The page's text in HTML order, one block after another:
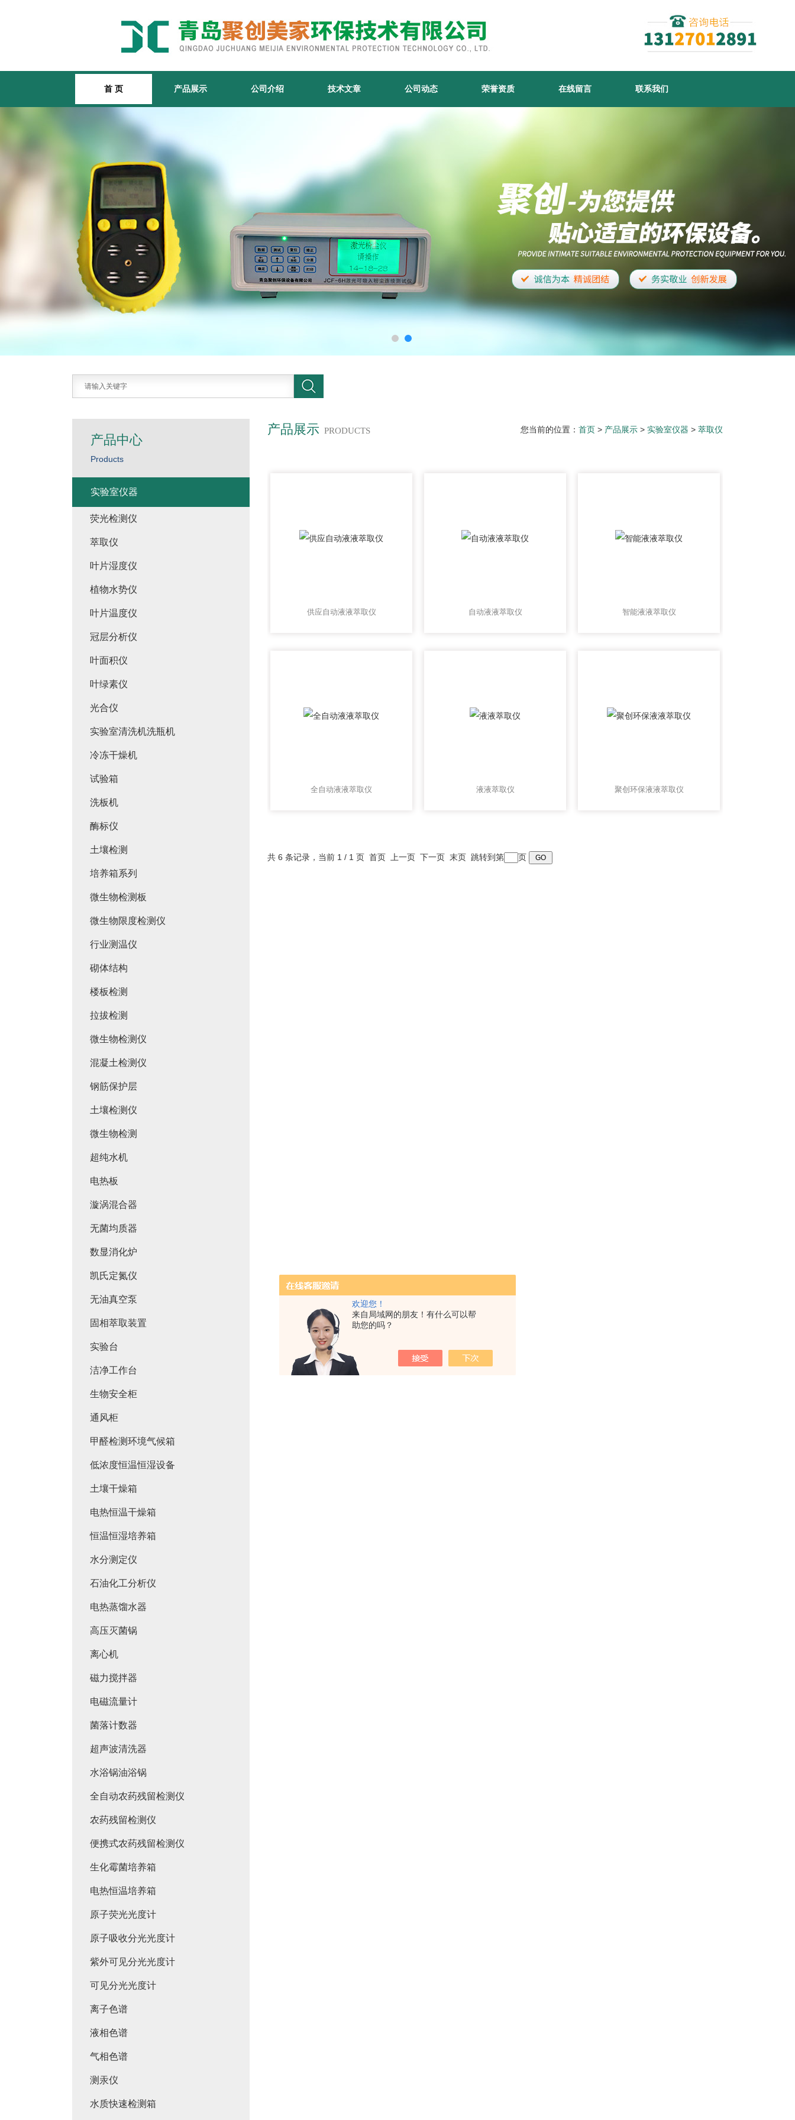
欢迎您！
来自局域网的朋友！有什么可以帮
助您的吗？
首 页 产品展示 公司介绍 技术文章 公司动态 荣誉资质 在线留言 联系我们
产品展示 PRODUCTS 您当前的位置： 首页 > 产品展示 > 实验室仪器 > 萃取仪
供应自动液液萃取仪 自动液液萃取仪 智能液液萃取仪
全自动液液萃取仪 液液萃取仪 聚创环保液液萃取仪
共 6 条记录，当前 1 / 1 页 首页 上一页 下一页 末页 跳转到第 页
产品中心
Products
实验室仪器
荧光检测仪
萃取仪
叶片湿度仪
植物水势仪
叶片温度仪
冠层分析仪
叶面积仪
叶绿素仪
光合仪
实验室清洗机洗瓶机
冷冻干燥机
试验箱
洗板机
酶标仪
土壤检测
培养箱系列
微生物检测板
微生物限度检测仪
行业测温仪
砌体结构
楼板检测
拉拔检测
微生物检测仪
混凝土检测仪
钢筋保护层
土壤检测仪
微生物检测
超纯水机
电热板
漩涡混合器
无菌均质器
数显消化炉
凯氏定氮仪
无油真空泵
固相萃取装置
实验台
洁净工作台
生物安全柜
通风柜
甲醛检测环境气候箱
低浓度恒温恒湿设备
土壤干燥箱
电热恒温干燥箱
恒温恒湿培养箱
水分测定仪
石油化工分析仪
电热蒸馏水器
高压灭菌锅
离心机
磁力搅拌器
电磁流量计
菌落计数器
超声波清洗器
水浴锅油浴锅
全自动农药残留检测仪
农药残留检测仪
便携式农药残留检测仪
生化霉菌培养箱
电热恒温培养箱
原子荧光光度计
原子吸收分光光度计
紫外可见分光光度计
可见分光光度计
离子色谱
液相色谱
气相色谱
测汞仪
水质快速检测箱